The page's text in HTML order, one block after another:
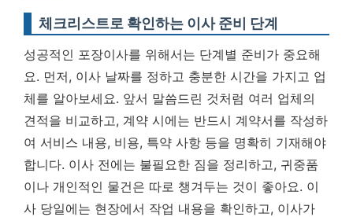
체크리스트로 확인하는 이사 준비 단계
성공적인 포장이사를 위해서는 단계별 준비가 중요해
요. 먼저, 이사 날짜를 정하고 충분한 시간을 가지고 업
체를 알아보세요. 앞서 말씀드린 것처럼 여러 업체의
견적을 비교하고, 계약 시에는 반드시 계약서를 작성하
여 서비스 내용, 비용, 특약 사항 등을 명확히 기재해야
합니다. 이사 전에는 불필요한 짐을 정리하고, 귀중품
이나 개인적인 물건은 따로 챙겨두는 것이 좋아요. 이
사 당일에는 현장에서 작업 내용을 확인하고, 이사가